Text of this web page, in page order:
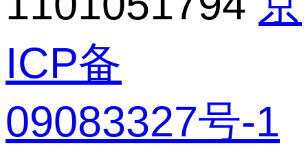
ICP备
09083327号-1